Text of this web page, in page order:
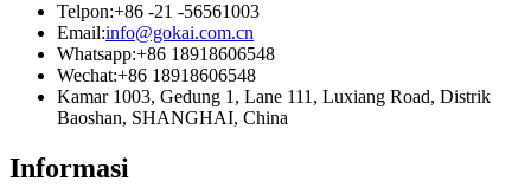
Telpon:+86 -21 -56561003
Email:info@gokai.com.cn
Whatsapp:+86 18918606548
Wechat:+86 18918606548
Kamar 1003, Gedung 1, Lane 111, Luxiang Road, Distrik
Baoshan, SHANGHAI, China
Informasi